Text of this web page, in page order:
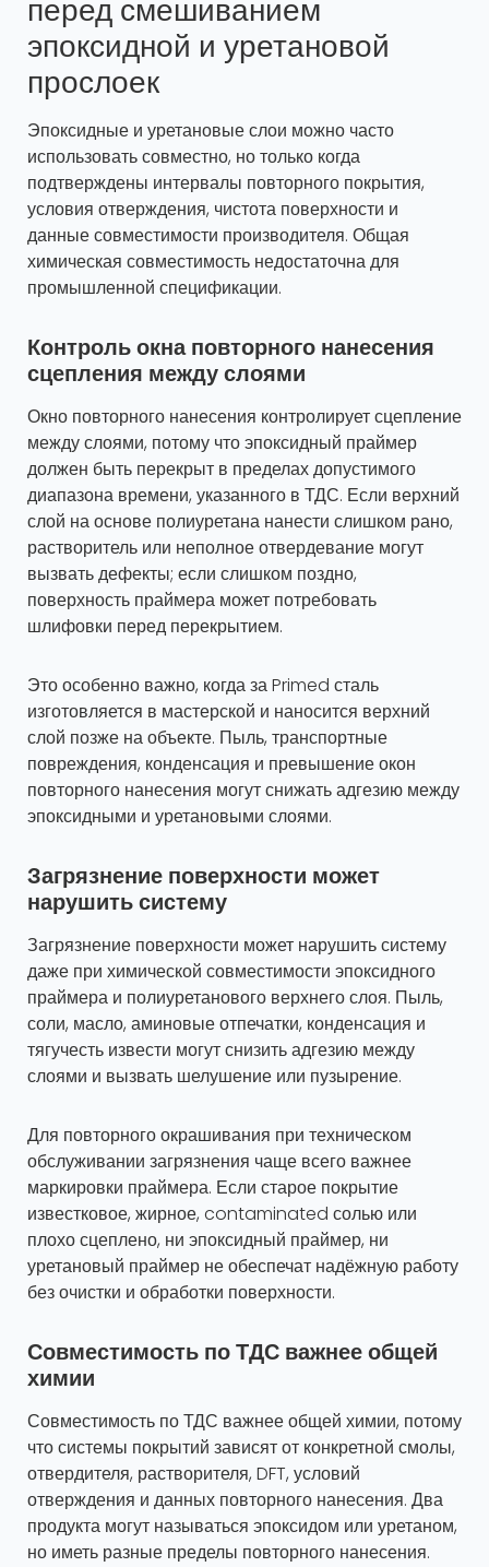
перед смешиванием
эпоксидной и уретановой
прослоек
Эпоксидные и уретановые слои можно часто
использовать совместно, но только когда
подтверждены интервалы повторного покрытия,
условия отверждения, чистота поверхности и
данные совместимости производителя. Общая
химическая совместимость недостаточна для
промышленной спецификации.
Контроль окна повторного нанесения
сцепления между слоями
Окно повторного нанесения контролирует сцепление
между слоями, потому что эпоксидный праймер
должен быть перекрыт в пределах допустимого
диапазона времени, указанного в ТДС. Если верхний
слой на основе полиуретана нанести слишком рано,
растворитель или неполное отвердевание могут
вызвать дефекты; если слишком поздно,
поверхность праймера может потребовать
шлифовки перед перекрытием.
Это особенно важно, когда за Primed сталь
изготовляется в мастерской и наносится верхний
слой позже на объекте. Пыль, транспортные
повреждения, конденсация и превышение окон
повторного нанесения могут снижать адгезию между
эпоксидными и уретановыми слоями.
Загрязнение поверхности может
нарушить систему
Загрязнение поверхности может нарушить систему
даже при химической совместимости эпоксидного
праймера и полиуретанового верхнего слоя. Пыль,
соли, масло, аминовые отпечатки, конденсация и
тягучесть извести могут снизить адгезию между
слоями и вызвать шелушение или пузырение.
Для повторного окрашивания при техническом
обслуживании загрязнения чаще всего важнее
маркировки праймера. Если старое покрытие
известковое, жирное, contaminated солью или
плохо сцеплено, ни эпоксидный праймер, ни
уретановый праймер не обеспечат надёжную работу
без очистки и обработки поверхности.
Совместимость по ТДС важнее общей
химии
Совместимость по ТДС важнее общей химии, потому
что системы покрытий зависят от конкретной смолы,
отвердителя, растворителя, DFT, условий
отверждения и данных повторного нанесения. Два
продукта могут называться эпоксидом или уретаном,
но иметь разные пределы повторного нанесения.